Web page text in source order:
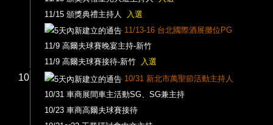
11/15 頒獎典禮主持人
入選
11/13-16 台北國際酒展攤位PG
11/9 高爾夫球賽晚宴主持-新竹
11/9 高爾夫球賽接待-新竹
入選
10
10/31 新北市萬聖節活動主持人
10/31 車商展間車主活動SG、SG兼主持
10/23 車商高爾夫球賽接待